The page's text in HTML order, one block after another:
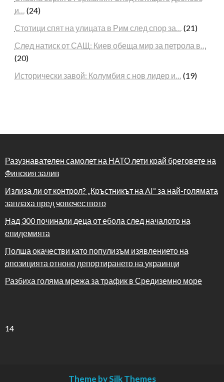
и… (24)
Стотици спят на улицата в Рим след спор за… (21)
След натиск от САЩ: Киев обеща мир за петрола в…
(20)
Исторически завой: Колумбия с нов лидер и… (19)
Разузнавателен самолет на НАТО лети край бреговете на
Финския залив
Излиза ли от контрол? „Кръстникът на AI“ за най-голямата
заплаха пред човечеството
Над 300 починали деца от ебола след началото на
епидемията
Полша окачестви като популизъм изявлението на
опозицията отноно депортирането на украинци
Разбиха голяма мрежа за трафик в Средиземно море
14
Theme by Silk Themes